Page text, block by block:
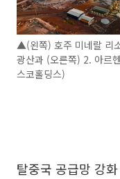
▲(왼쪽) 호주 미네랄 리
광산과 (오른쪽) 2. 아르
스코홀딩스)
탈중국 공급망 강